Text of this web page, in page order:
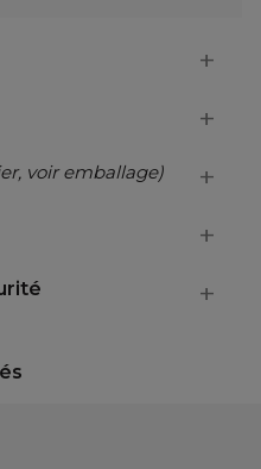
voir emballage)